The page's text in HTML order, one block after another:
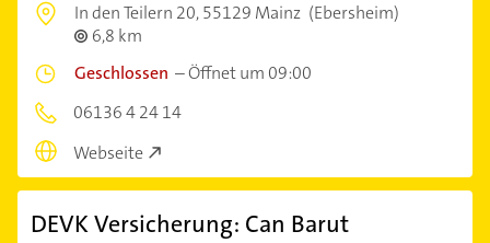
In den Teilern 20,55129 Mainz (Ebersheim)
6,8 km
Geschlossen –Öffnet um 09:00
06136 4 24 14
Webseite
DEVK Versicherung: Can Barut